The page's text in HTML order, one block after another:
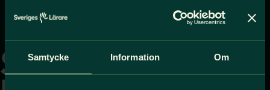
Samtycke Information Om
till
startsidan